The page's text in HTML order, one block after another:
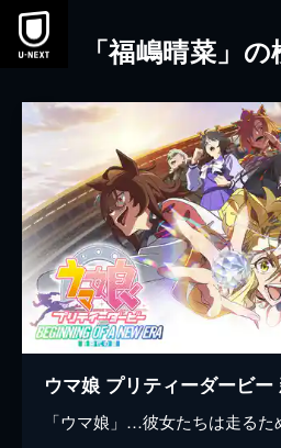
本文へスキップ
「福嶋晴菜」
ウマ娘 プリティーダービー
「ウマ娘」…彼女たちは走るた